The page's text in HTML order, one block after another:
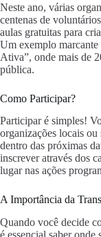
Neste ano, várias
centenas de
aulas gratuitas para
Um exemplo
Ativa”, onde mais de
pública.
Como Participar?
Participar é simples!
organizações locais
dentro das próximas
inscrever através dos
lugar nas ações
A Importância da
Quando você decide